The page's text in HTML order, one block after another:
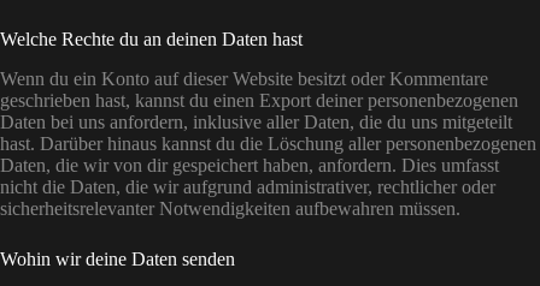
Welche Rechte du an deinen Daten hast
Wenn du ein Konto auf dieser Website besitzt oder Kommentare
geschrieben hast, kannst du einen Export deiner personenbezogenen
Daten bei uns anfordern, inklusive aller Daten, die du uns mitgeteilt
hast. Darüber hinaus kannst du die Löschung aller personenbezogenen
Daten, die wir von dir gespeichert haben, anfordern. Dies umfasst
nicht die Daten, die wir aufgrund administrativer, rechtlicher oder
sicherheitsrelevanter Notwendigkeiten aufbewahren müssen.
Wohin wir deine Daten senden